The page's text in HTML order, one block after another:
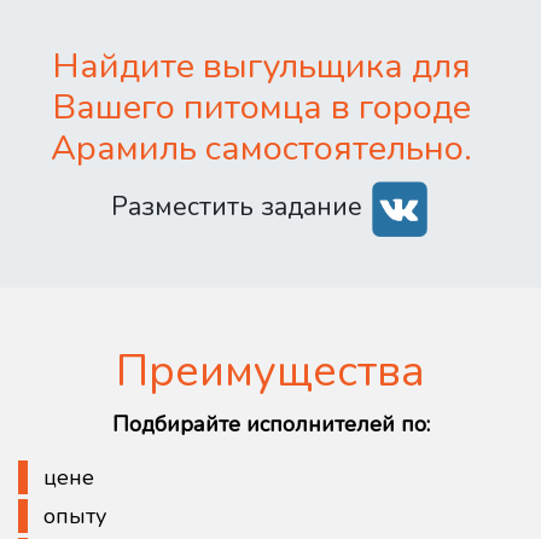
Найдите выгульщика для
Вашего питомца в городе
Арамиль самостоятельно.
Разместить задание
Преимущества
Подбирайте исполнителей по:
цене
опыту